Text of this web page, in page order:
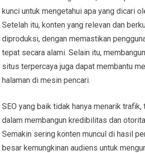
kunci untuk mengetahui apa yang dicari
Setelah itu, konten yang relevan dan
diproduksi, dengan memastikan
tepat secara alami. Selain itu,
situs terpercaya juga dapat membantu
halaman di mesin pencari.
SEO yang baik tidak hanya menarik
dalam membangun kredibilitas dan
Semakin sering konten muncul di hasil
besar kemungkinan audiens untuk